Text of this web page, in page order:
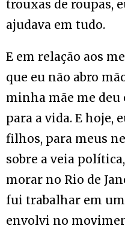
trouxas de roupas,
ajudava em tudo.
E em relação aos
que eu não abro
minha mãe me deu
para a vida. E hoje,
filhos, para meus
sobre a veia
morar no Rio de
fui trabalhar em
envolvi no